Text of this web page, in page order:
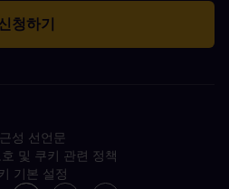
성 선언문
및 쿠키 관련 정책
기본 설정